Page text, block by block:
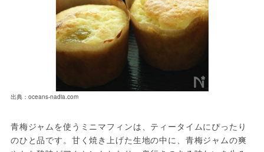
出典：oceans-nadia.com
青梅ジャムを使うミニマフィンは、ティータイムにぴったり
のひと品です。甘く焼き上げた生地の中に、青梅ジャムの爽